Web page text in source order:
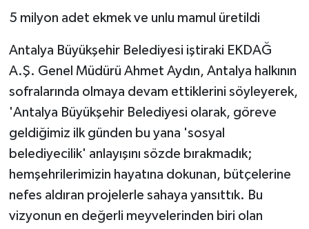
5 milyon adet ekmek ve unlu mamul üretildi
Antalya Büyükşehir Belediyesi iştiraki EKDAĞ
A.Ş. Genel Müdürü Ahmet Aydın, Antalya halkının
sofralarında olmaya devam ettiklerini söyleyerek,
'Antalya Büyükşehir Belediyesi olarak, göreve
geldiğimiz ilk günden bu yana 'sosyal
belediyecilik' anlayışını sözde bırakmadık;
hemşehrilerimizin hayatına dokunan, bütçelerine
nefes aldıran projelerle sahaya yansıttık. Bu
vizyonun en değerli meyvelerinden biri olan